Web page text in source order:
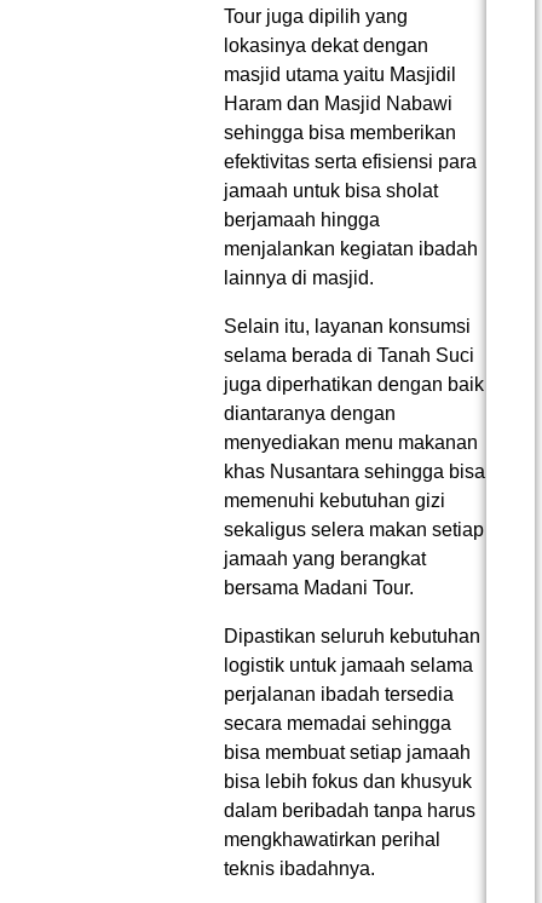
Tour juga dipilih yang
lokasinya dekat dengan
masjid utama yaitu Masjidil
Haram dan Masjid Nabawi
sehingga bisa memberikan
efektivitas serta efisiensi para
jamaah untuk bisa sholat
berjamaah hingga
menjalankan kegiatan ibadah
lainnya di masjid.
Selain itu, layanan konsumsi
selama berada di Tanah Suci
juga diperhatikan dengan baik
diantaranya dengan
menyediakan menu makanan
khas Nusantara sehingga bisa
memenuhi kebutuhan gizi
sekaligus selera makan setiap
jamaah yang berangkat
bersama Madani Tour.
Dipastikan seluruh kebutuhan
logistik untuk jamaah selama
perjalanan ibadah tersedia
secara memadai sehingga
bisa membuat setiap jamaah
bisa lebih fokus dan khusyuk
dalam beribadah tanpa harus
mengkhawatirkan perihal
teknis ibadahnya.